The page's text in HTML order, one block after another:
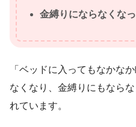
金縛りにならなくな
「ベッドに入ってもなかな
なくなり、金縛りにもなら
れています。